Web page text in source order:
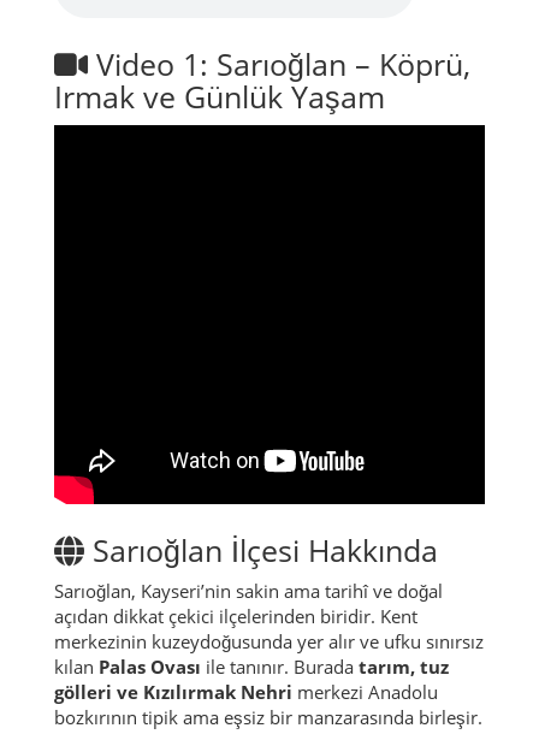
Video 1: Sarıoğlan – Köprü,
Irmak ve Günlük Yaşam
Sarıoğlan İlçesi Hakkında
Sarıoğlan, Kayseri’nin sakin ama tarihî ve doğal
açıdan dikkat çekici ilçelerinden biridir. Kent
merkezinin kuzeydoğusunda yer alır ve ufku sınırsız
kılan Palas Ovası ile tanınır. Burada tarım, tuz
gölleri ve Kızılırmak Nehri merkezi Anadolu
bozkırının tipik ama eşsiz bir manzarasında birleşir.